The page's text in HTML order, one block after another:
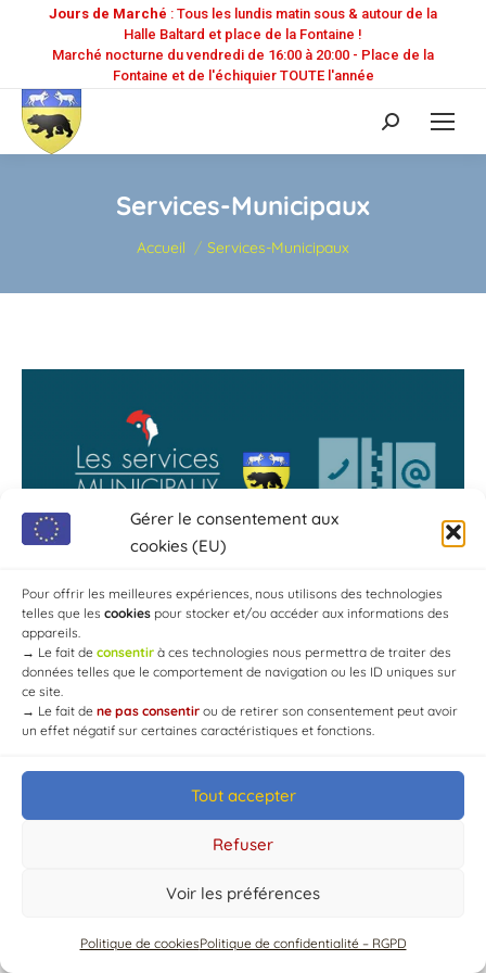
Gérer le consentement aux
cookies (EU)
Pour offrir les meilleures expériences, nous utilisons des technologies
telles que les cookies pour stocker et/ou accéder aux informations des
appareils.
→ Le fait de consentir à ces technologies nous permettra de traiter des
données telles que le comportement de navigation ou les ID uniques sur
ce site.
→ Le fait de ne pas consentir ou de retirer son consentement peut avoir
un effet négatif sur certaines caractéristiques et fonctions.
Tout accepter
Refuser
Voir les préférences
Politique de cookiesPolitique de confidentialité – RGPD
Jours de Marché : Tous les lundis matin sous & autour de la
Halle Baltard et place de la Fontaine !
Marché nocturne du vendredi de 16:00 à 20:00 - Place de la
Fontaine et de l'échiquier TOUTE l'année
Recherche
:
Services-Municipaux
Vous êtes ici :
Accueil Services-Municipaux
Developed byWEB3-DESIGN